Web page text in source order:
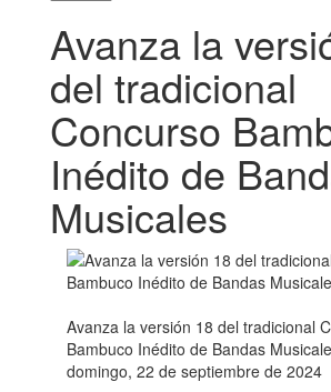
Avanza la
del tradicional
Concurso
Inédito de
Musicales
Avanza la versión 18 del tradicional
Bambuco Inédito de Bandas
domingo, 22 de septiembre de 2024